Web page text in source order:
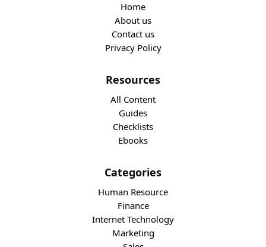
Home
About us
Contact us
Privacy Policy
Resources
All Content
Guides
Checklists
Ebooks
Categories
Human Resource
Finance
Internet Technology
Marketing